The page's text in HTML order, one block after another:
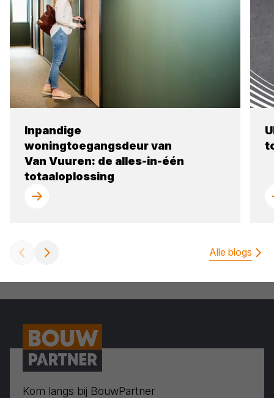
Inpandige
woningtoegangsdeur van
Van Vuuren: de alles-in-één
totaaloplossing
Alle blogs
Kom langs bij BouwPartner